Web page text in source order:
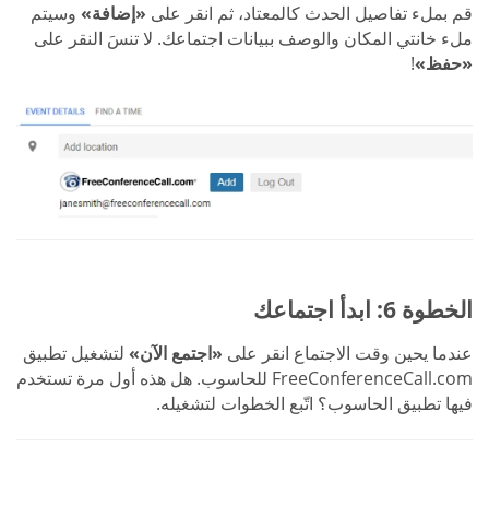
قم بملء تفاصيل الحدث كالمعتاد، ثم انقر على «إضافة» وسيتم
ملء خانتي المكان والوصف ببيانات اجتماعك. لا تنسَ النقر على
«حفظ»!
الخطوة 6: ابدأ اجتماعك
عندما يحين وقت الاجتماع انقر على «اجتمع الآن» لتشغيل تطبيق
FreeConferenceCall.com للحاسوب. هل هذه أول مرة تستخدم
فيها تطبيق الحاسوب؟ اتّبع الخطوات لتشغيله.